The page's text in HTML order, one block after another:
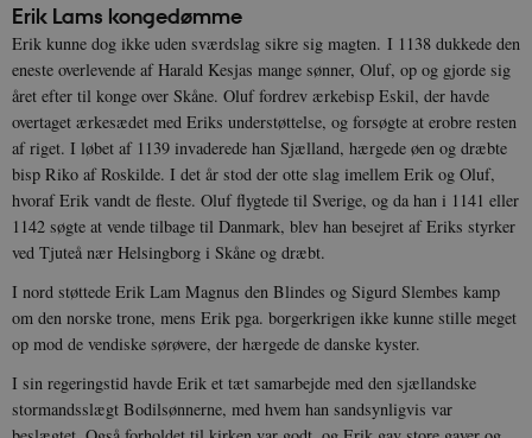
Erik Lams kongedømme
Erik kunne dog ikke uden sværdslag sikre sig magten. I 1138 dukkede den
eneste overlevende af Harald Kesjas mange sønner, Oluf, op og gjorde sig
året efter til konge over Skåne. Oluf fordrev ærkebisp Eskil, der havde
overtaget ærkesædet med Eriks understøttelse, og forsøgte at erobre resten
af riget. I løbet af 1139 invaderede han Sjælland, hærgede øen og dræbte
bisp Riko af Roskilde. I det år stod der otte slag imellem Erik og Oluf,
hvoraf Erik vandt de fleste. Oluf flygtede til Sverige, og da han i 1141 eller
1142 søgte at vende tilbage til Danmark, blev han besejret af Eriks styrker
ved Tjuteå nær Helsingborg i Skåne og dræbt.
I nord støttede Erik Lam Magnus den Blindes og Sigurd Slembes kamp
om den norske trone, mens Erik pga. borgerkrigen ikke kunne stille meget
op mod de vendiske sørøvere, der hærgede de danske kyster.
I sin regeringstid havde Erik et tæt samarbejde med den sjællandske
stormandsslægt Bodilsønnerne, med hvem han sandsynligvis var